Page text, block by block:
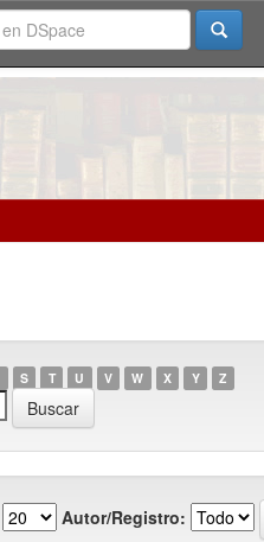
S T U V W X Y Z
Autor/Registro: